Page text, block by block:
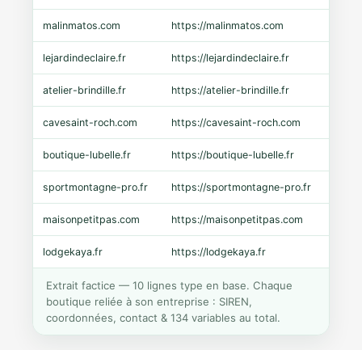
malinmatos.com https://malinmatos.com
lejardindeclaire.fr https://lejardindeclaire.fr
atelier-brindille.fr https://atelier-brindille.fr
cavesaint-roch.com https://cavesaint-roch.com
boutique-lubelle.fr https://boutique-lubelle.fr
sportmontagne-pro.fr https://sportmontagne-pro.fr
maisonpetitpas.com https://maisonpetitpas.com
lodgekaya.fr https://lodgekaya.fr
Extrait factice — 10 lignes type en base. Chaque
boutique reliée à son entreprise : SIREN,
coordonnées, contact & 134 variables au total.